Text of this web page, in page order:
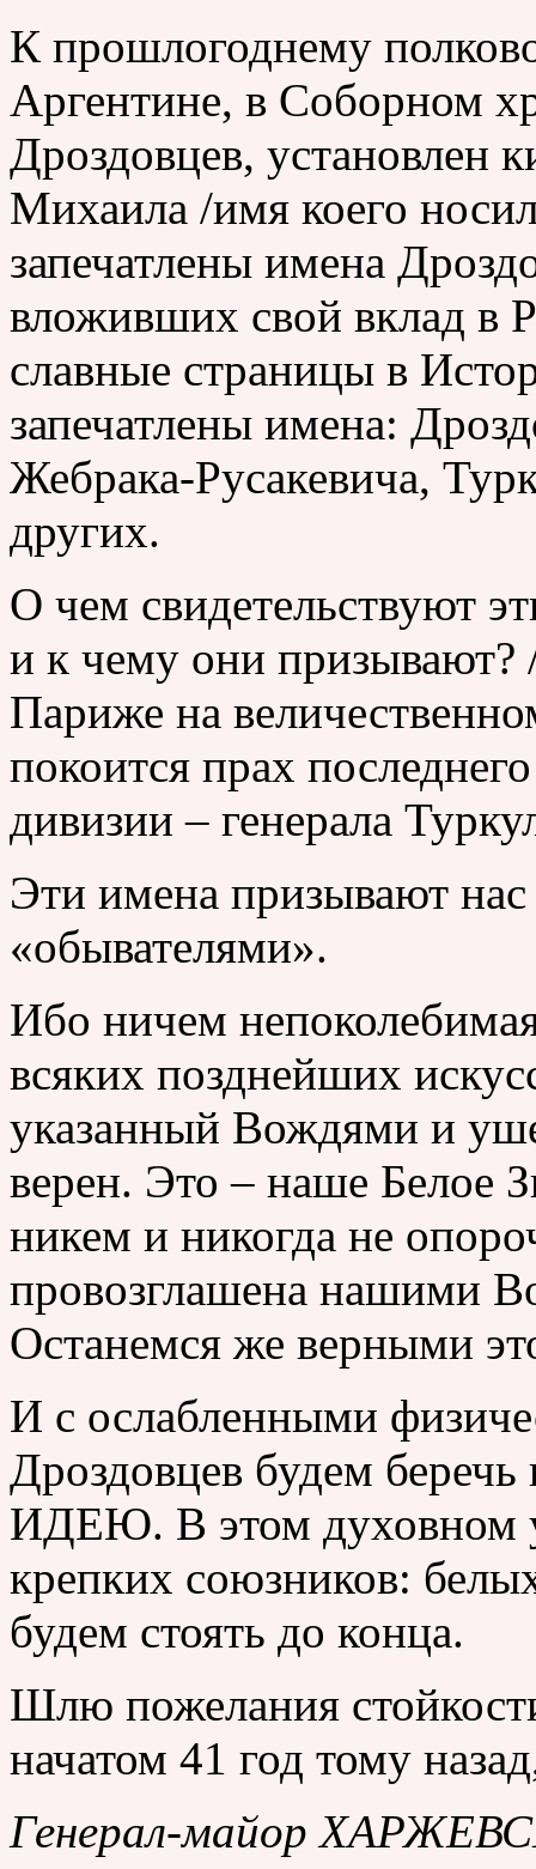
К прошлогоднему
Аргентине, в Соборном
Дроздовцев, установлен
Михаила /имя коего
запечатлены имена
вложивших свой вклад в
славные страницы в
запечатлены имена:
Жебрака-Русакевича,
других.
О чем свидетельствуют
и к чему они призывают?
Париже на
покоится прах
дивизии – генерала
Эти имена призывают
«обывателями».
Ибо ничем
всяких позднейших
указанный Вождями и
верен. Это – наше Белое
никем и никогда не
провозглашена нашими
Останемся же верными
И с ослабленными
Дроздовцев будем
ИДЕЮ. В этом духовном
крепких союзников:
будем стоять до конца.
Шлю пожелания
начатом 41 год тому
Генерал-майор